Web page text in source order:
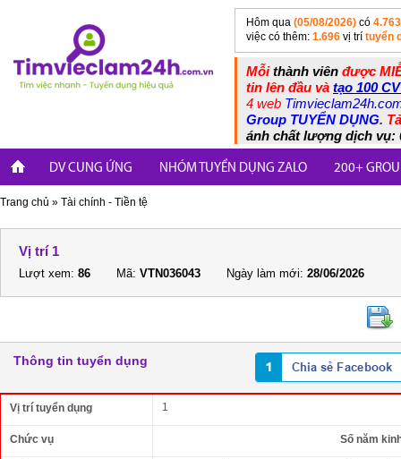
Hôm qua (05/08/2026) có 4.763
việc có thêm: 1.696 vị trí tuyển
Mỗithành viên được
tin lên đầu và tạo 100
4 web
Group TUYỂN DỤNG.
ánh chất lượng dịch vụ:
DV CUNG ỨNG NHÓM TUYỂN DỤNG ZALO 200+
Trang chủ » Tài chính - Tiền tệ
Vị trí 1
Lượt xem: 86 Mã: VTN036043 Ngày làm mới: 28/06/2026
Thông tin tuyển dụng
Vị trí tuyển dụng 1
Chức vụ Số năm